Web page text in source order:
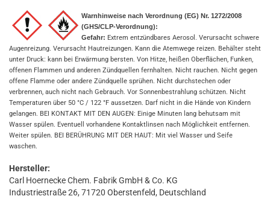
Warnhinweise nach Verordnung (EG) Nr. 1272/2008
(GHS/CLP-Verordnung):
Gefahr: Extrem entzündbares Aerosol. Verursacht schwere
Augenreizung. Verursacht Hautreizungen. Kann die Atemwege reizen. Behälter steht
unter Druck: kann bei Erwärmung bersten. Von Hitze, heißen Oberflächen, Funken,
offenen Flammen und anderen Zündquellen fernhalten. Nicht rauchen. Nicht gegen
offene Flamme oder andere Zündquelle sprühen. Nicht durchstechen oder
verbrennen, auch nicht nach Gebrauch. Vor Sonnenbestrahlung schützen. Nicht
Temperaturen über 50 °C / 122 °F aussetzen. Darf nicht in die Hände von Kindern
gelangen. BEI KONTAKT MIT DEN AUGEN: Einige Minuten lang behutsam mit
Wasser spülen. Eventuell vorhandene Kontaktlinsen nach Möglichkeit entfernen.
Weiter spülen. BEI BERÜHRUNG MIT DER HAUT: Mit viel Wasser und Seife
waschen.
Hersteller:
Carl Hoernecke Chem. Fabrik GmbH & Co. KG
Industriestraße 26, 71720 Oberstenfeld, Deutschland